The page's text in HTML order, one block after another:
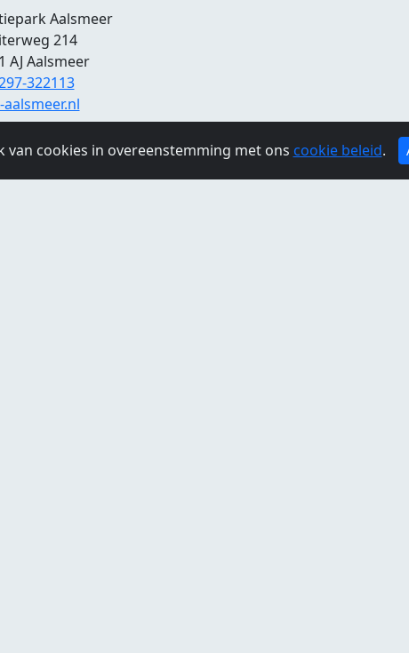
Aalsmeer
214
AJ Aalsmeer
322113
aalsmeer.nl
Donderdag:09:00 - 23:00Vrijdag:09:00 - 23:00
cookies in overeenstemming met ons cookie beleid.